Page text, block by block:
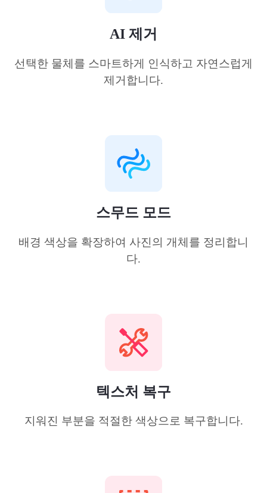
AI 제거
선택한 물체를 스마트하게 인식하고 자연스럽게
제거합니다.
스무드 모드
배경 색상을 확장하여 사진의 개체를 정리합니
다.
텍스처 복구
지워진 부분을 적절한 색상으로 복구합니다.